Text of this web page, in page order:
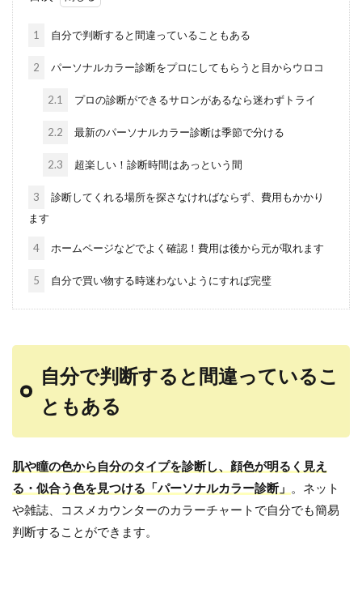
1 自分で判断すると間違っていることもある
2 パーソナルカラー診断をプロにしてもらうと目からウロコ
2.1 プロの診断ができるサロンがあるなら迷わずトライ
2.2 最新のパーソナルカラー診断は季節で分ける
2.3 超楽しい！診断時間はあっという間
3
診断してくれる場所を探さなければならず、費用もかかり
ます
4 ホームページなどでよく確認！費用は後から元が取れます
5 自分で買い物する時迷わないようにすれば完璧
自分で判断すると間違っているこ
ともある
肌や瞳の色から自分のタイプを診断し、顔色が明るく見え
る・似合う色を見つける「パーソナルカラー診断」 。ネット
や雑誌、コスメカウンターのカラーチャートで自分でも簡易
判断することができます。